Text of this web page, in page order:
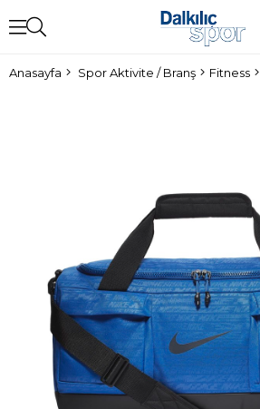
Anasayfa Spor Aktivite / Branş Fitness